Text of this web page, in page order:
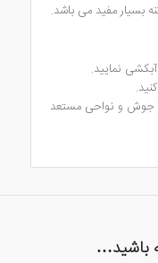
بسیار مفید می باشد.
نمایید.
جوش و نواحی مستعد
باشید…